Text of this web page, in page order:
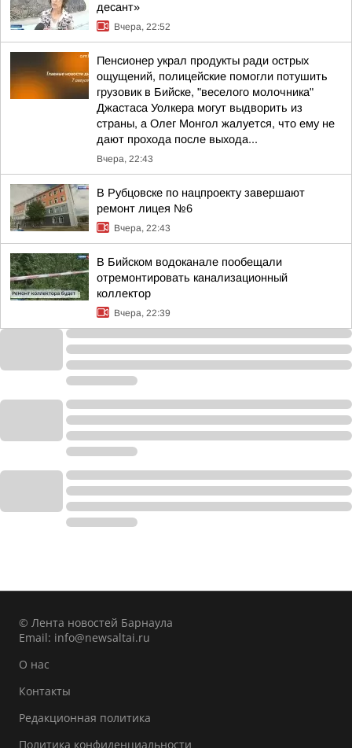
десант»
Вчера, 22:52
Пенсионер украл продукты ради острых
ощущений, полицейские помогли потушить
грузовик в Бийске, "веселого молочника"
Джастаса Уолкера могут выдворить из
страны, а Олег Монгол жалуется, что ему не
дают прохода после выхода...
Вчера, 22:43
В Рубцовске по нацпроекту завершают
ремонт лицея №6
Вчера, 22:43
В Бийском водоканале пообещали
отремонтировать канализационный
коллектор
Вчера, 22:39
© Лента новостей Барнаула
Email: info@newsaltai.ru
О нас
Контакты
Редакционная политика
Политика конфиденциальности